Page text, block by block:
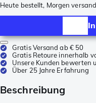
Heute bestellt, Morgen
Gratis Versand ab € 50
Gratis Retoure innerhalb
Unsere Kunden bewerten
Über 25 Jahre Erfahrung
Beschreibung